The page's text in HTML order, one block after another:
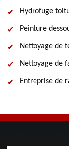
Hydrofuge
Peinture
Nettoyage de
Nettoyage de
Entreprise de